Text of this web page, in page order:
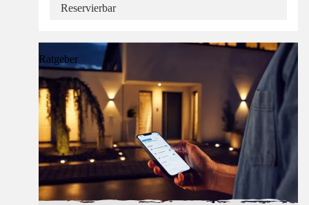
Reservierbar
Ratgeber